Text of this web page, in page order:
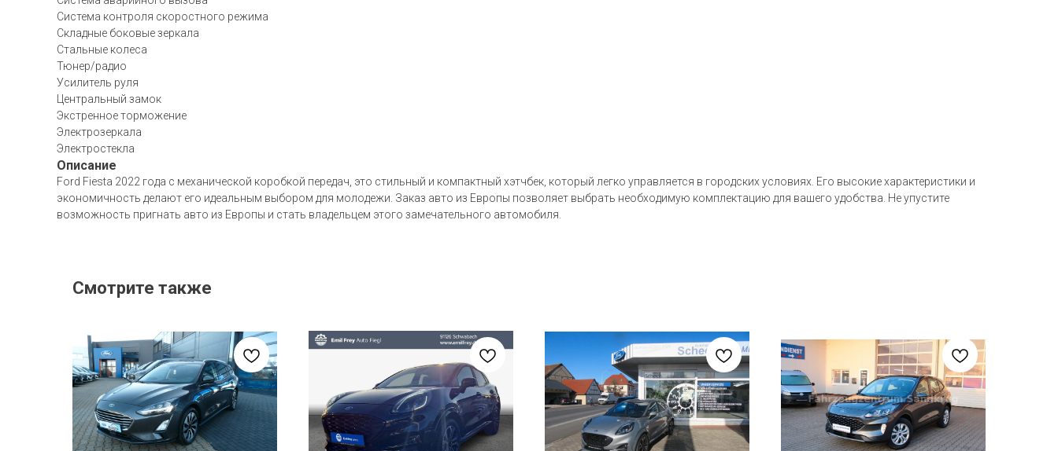
Система контроля скоростного режима
Складные боковые зеркала
Стальные колеса
Тюнер/радио
Усилитель руля
Центральный замок
Экстренное торможение
Электрозеркала
Электростекла
Описание
Ford Fiesta 2022 года с механической коробкой передач, это стильный и компактный хэтчбек, который легко управляется в городских условиях. Его высокие характеристики и
экономичность делают его идеальным выбором для молодежи. Заказ авто из Европы позволяет выбрать необходимую комплектацию для вашего удобства. Не упустите
возможность пригнать авто из Европы и стать владельцем этого замечательного автомобиля.
Смотрите также